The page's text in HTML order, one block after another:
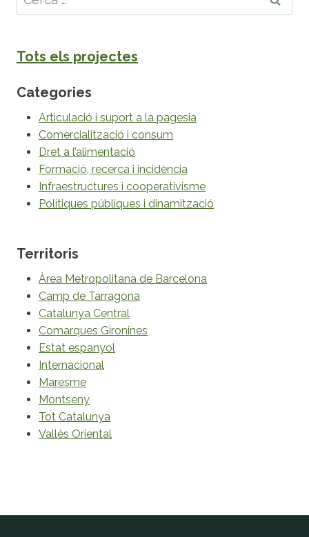
LA
SECTOR
MICROPOBLES
Tots els projectes
Categories
Articulació i suport a la pagesia
Comercialització i consum
Dret a l’alimentació
Formació, recerca i incidència
Infraestructures i cooperativisme
Polítiques públiques i dinamització
Territoris
Àrea Metropolitana de Barcelona
Camp de Tarragona
Catalunya Central
Comarques Gironines
Estat espanyol
Internacional
Maresme
Montseny
Tot Catalunya
Vallès Oriental